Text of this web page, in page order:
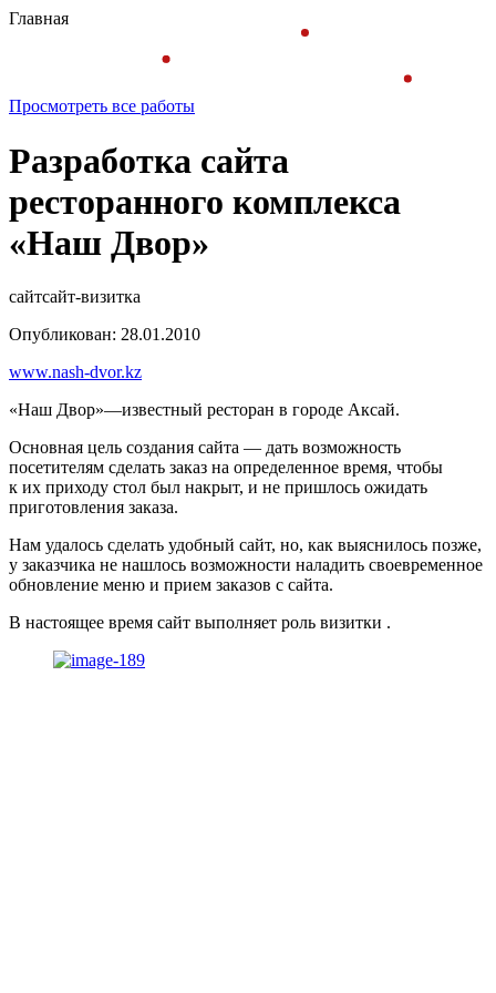
Главная
Просмотреть все работы
Разработка сайта
ресторанного комплекса
«Наш Двор»
сайтсайт-визитка
Опубликован: 28.01.2010
www.nash-dvor.kz
«Наш Двор»—известный ресторан в городе Аксай.
Основная цель создания сайта — дать возможность
посетителям сделать заказ на определенное время, чтобы
к их приходу стол был накрыт, и не пришлось ожидать
приготовления заказа.
Нам удалось сделать удобный сайт, но, как выяснилось позже,
у заказчика не нашлось возможности наладить своевременное
обновление меню и прием заказов с сайта.
В настоящее время сайт выполняет роль визитки .